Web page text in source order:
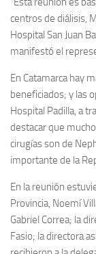
centros de diálisis,
Hospital San Juan
manifestó el
En Catamarca hay
beneficiados; y las
Hospital Padilla, a
destacar que
cirugías son de
importante de la
En la reunión
Provincia, Noemí
Gabriel Correa; la
Fasio; la directora